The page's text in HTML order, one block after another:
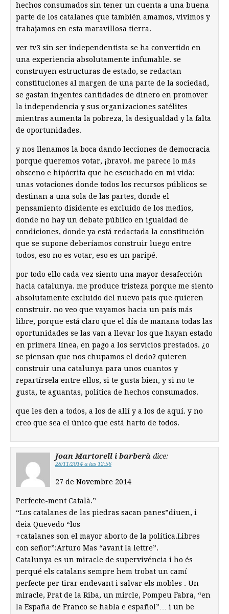
hechos consumados sin tener un cuenta a una buena
parte de los catalanes que también amamos, vivimos y
trabajamos en esta maravillosa tierra.
ver tv3 sin ser independentista se ha convertido en
una experiencia absolutamente infumable. se
construyen estructuras de estado, se redactan
constituciones al margen de una parte de la sociedad,
se gastan ingentes cantidades de dinero en promover
la independencia y sus organizaciones satélites
mientras aumenta la pobreza, la desigualdad y la falta
de oportunidades.
y nos llenamos la boca dando lecciones de democracia
porque queremos votar, ¡bravo!. me parece lo más
obsceno e hipócrita que he escuchado en mi vida:
unas votaciones donde todos los recursos públicos se
destinan a una sola de las partes, donde el
pensamiento disidente es excluido de los medios,
donde no hay un debate público en igualdad de
condiciones, donde ya está redactada la constitución
que se supone deberíamos construir luego entre
todos, eso no es votar, eso es un paripé.
por todo ello cada vez siento una mayor desafección
hacia catalunya. me produce tristeza porque me siento
absolutamente excluido del nuevo país que quieren
construir. no veo que vayamos hacia un país más
libre, porque está claro que el día de mañana todas las
oportunidades se las van a llevar los que hayan estado
en primera línea, en pago a los servicios prestados. ¿o
se piensan que nos chupamos el dedo? quieren
construir una catalunya para unos cuantos y
repartírsela entre ellos, si te gusta bien, y si no te
gusta, te aguantas, política de hechos consumados.
que les den a todos, a los de allí y a los de aquí. y no
creo que sea el único que está harto de todos.
Joan Martorell i barberà dice:
28/11/2014 a las 12:56
27 de Novembre 2014
Perfecte-ment Català.”
“Los catalanes de las piedras sacan panes”diuen, i
deia Quevedo “los
+catalanes son el mayor aborto de la política.Libres
con señor”:Arturo Mas “avant la lettre”.
Catalunya es un miracle de supervivéncia i ho és
perqué els catalans sempre hem trobat un camí
perfecte per tirar endevant i salvar els mobles . Un
miracle, Prat de la Riba, un mircle, Pompeu Fabra, “en
la España de Franco se habla e español”… i un be